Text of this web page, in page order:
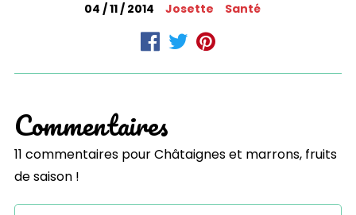
04 / 11 / 2014 Josette Santé
Commentaires
11 commentaires pourChâtaignes et marrons, fruits
de saison !